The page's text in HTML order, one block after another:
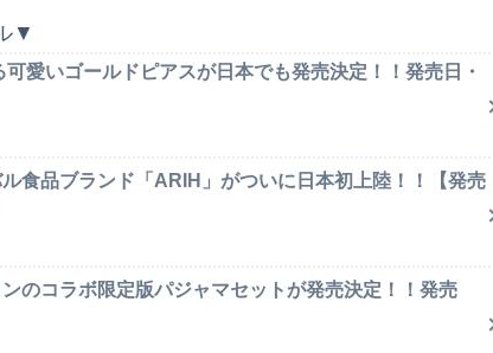
▼
愛いゴールドピアスが日本でも発売決定！！発売日・
食品ブランド「ARIH」がついに日本初上陸！！【発売
のコラボ限定版パジャマセットが発売決定！！発売